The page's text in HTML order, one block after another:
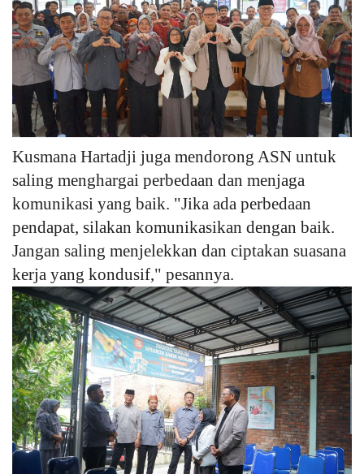
Kusmana Hartadji juga mendorong ASN untuk
saling menghargai perbedaan dan menjaga
komunikasi yang baik. "Jika ada perbedaan
pendapat, silakan komunikasikan dengan baik.
Jangan saling menjelekkan dan ciptakan suasana
kerja yang kondusif," pesannya.